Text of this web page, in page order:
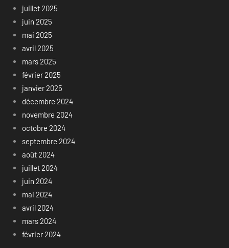
juillet 2025
juin 2025
mai 2025
avril 2025
mars 2025
février 2025
janvier 2025
décembre 2024
novembre 2024
octobre 2024
septembre 2024
août 2024
juillet 2024
juin 2024
mai 2024
avril 2024
mars 2024
février 2024